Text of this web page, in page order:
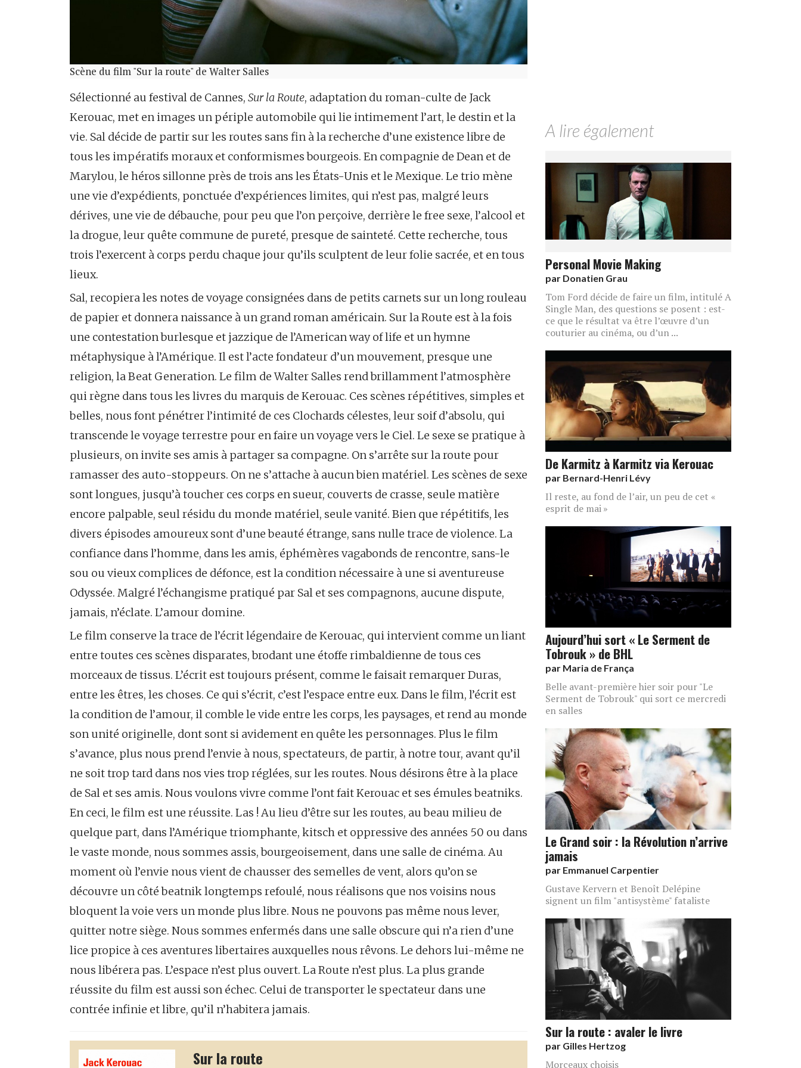
Scène du film "Sur la route" de Walter Salles
Sélectionné au festival de Cannes, Sur la Route, adaptation du roman-culte de Jack
Kerouac, met en images un périple automobile qui lie intimement l’art, le destin et la
vie. Sal décide de partir sur les routes sans fin à la recherche d’une existence libre de
tous les impératifs moraux et conformismes bourgeois. En compagnie de Dean et de
Marylou, le héros sillonne près de trois ans les États-Unis et le Mexique. Le trio mène
une vie d’expédients, ponctuée d’expériences limites, qui n’est pas, malgré leurs
dérives, une vie de débauche, pour peu que l’on perçoive, derrière le free sexe, l’alcool et
la drogue, leur quête commune de pureté, presque de sainteté. Cette recherche, tous
trois l’exercent à corps perdu chaque jour qu’ils sculptent de leur folie sacrée, et en tous
lieux.
Sal, recopiera les notes de voyage consignées dans de petits carnets sur un long rouleau
de papier et donnera naissance à un grand roman américain. Sur la Route est à la fois
une contestation burlesque et jazzique de l’American way of life et un hymne
métaphysique à l’Amérique. Il est l’acte fondateur d’un mouvement, presque une
religion, la Beat Generation. Le film de Walter Salles rend brillamment l’atmosphère
qui règne dans tous les livres du marquis de Kerouac. Ces scènes répétitives, simples et
belles, nous font pénétrer l’intimité de ces Clochards célestes, leur soif d’absolu, qui
transcende le voyage terrestre pour en faire un voyage vers le Ciel. Le sexe se pratique à
plusieurs, on invite ses amis à partager sa compagne. On s’arrête sur la route pour
ramasser des auto-stoppeurs. On ne s’attache à aucun bien matériel. Les scènes de sexe
sont longues, jusqu’à toucher ces corps en sueur, couverts de crasse, seule matière
encore palpable, seul résidu du monde matériel, seule vanité. Bien que répétitifs, les
divers épisodes amoureux sont d’une beauté étrange, sans nulle trace de violence. La
confiance dans l’homme, dans les amis, éphémères vagabonds de rencontre, sans-le
sou ou vieux complices de défonce, est la condition nécessaire à une si aventureuse
Odyssée. Malgré l’échangisme pratiqué par Sal et ses compagnons, aucune dispute,
jamais, n’éclate. L’amour domine.
Le film conserve la trace de l’écrit légendaire de Kerouac, qui intervient comme un liant
entre toutes ces scènes disparates, brodant une étoffe rimbaldienne de tous ces
morceaux de tissus. L’écrit est toujours présent, comme le faisait remarquer Duras,
entre les êtres, les choses. Ce qui s’écrit, c’est l’espace entre eux. Dans le film, l’écrit est
la condition de l’amour, il comble le vide entre les corps, les paysages, et rend au monde
son unité originelle, dont sont si avidement en quête les personnages. Plus le film
s’avance, plus nous prend l’envie à nous, spectateurs, de partir, à notre tour, avant qu’il
ne soit trop tard dans nos vies trop réglées, sur les routes. Nous désirons être à la place
de Sal et ses amis. Nous voulons vivre comme l’ont fait Kerouac et ses émules beatniks.
En ceci, le film est une réussite. Las ! Au lieu d’être sur les routes, au beau milieu de
quelque part, dans l’Amérique triomphante, kitsch et oppressive des années 50 ou dans
le vaste monde, nous sommes assis, bourgeoisement, dans une salle de cinéma. Au
moment où l’envie nous vient de chausser des semelles de vent, alors qu’on se
découvre un côté beatnik longtemps refoulé, nous réalisons que nos voisins nous
bloquent la voie vers un monde plus libre. Nous ne pouvons pas même nous lever,
quitter notre siège. Nous sommes enfermés dans une salle obscure qui n’a rien d’une
lice propice à ces aventures libertaires auxquelles nous rêvons. Le dehors lui-même ne
nous libérera pas. L’espace n’est plus ouvert. La Route n’est plus. La plus grande
réussite du film est aussi son échec. Celui de transporter le spectateur dans une
contrée infinie et libre, qu’il n’habitera jamais.
Sur la route
A lire également
Personal Movie Making
par Donatien Grau
Tom Ford décide de faire un film, intitulé A
Single Man, des questions se posent : est-
ce que le résultat va être l’œuvre d’un
couturier au cinéma, ou d’un ...
De Karmitz à Karmitz via Kerouac
par Bernard-Henri Lévy
Il reste, au fond de l’air, un peu de cet «
esprit de mai »
Aujourd’hui sort « Le Serment de
Tobrouk » de BHL
par Maria de França
Belle avant-première hier soir pour "Le
Serment de Tobrouk" qui sort ce mercredi
en salles
Le Grand soir : la Révolution n’arrive
jamais
par Emmanuel Carpentier
Gustave Kervern et Benoît Delépine
signent un film "antisystème" fataliste
Sur la route : avaler le livre
par Gilles Hertzog
Morceaux choisis